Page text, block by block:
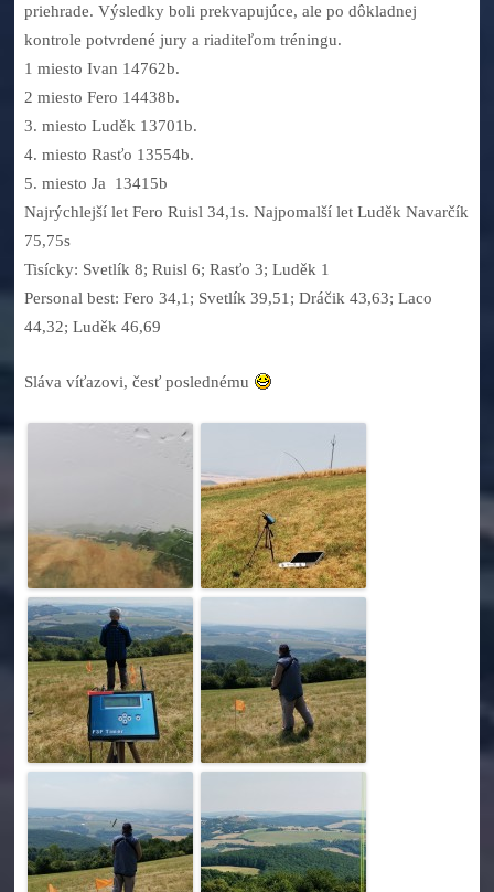
priehrade. Výsledky boli prekvapujúce, ale po dôkladnej
kontrole potvrdené jury a riaditeľom tréningu.
1 miesto Ivan 14762b.
2 miesto Fero 14438b.
3. miesto Luděk 13701b.
4. miesto Rasťo 13554b.
5. miesto Ja 13415b
Najrýchlejší let Fero Ruisl 34,1s. Najpomalší let Luděk Navarčík
75,75s
Tisícky: Svetlík 8; Ruisl 6; Rasťo 3; Luděk 1
Personal best: Fero 34,1; Svetlík 39,51; Dráčik 43,63; Laco
44,32; Luděk 46,69
Sláva víťazovi, česť poslednému